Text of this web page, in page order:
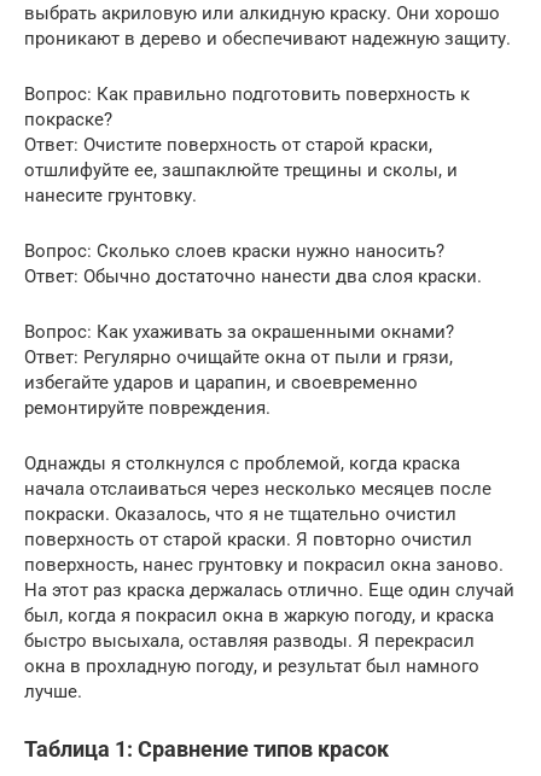
выбрать акриловую или алкидную краску. Они хорошо
проникают в дерево и обеспечивают надежную защиту.
Вопрос: Как правильно подготовить поверхность к
покраске?
Ответ: Очистите поверхность от старой краски,
отшлифуйте ее, зашпаклюйте трещины и сколы, и
нанесите грунтовку.
Вопрос: Сколько слоев краски нужно наносить?
Ответ: Обычно достаточно нанести два слоя краски.
Вопрос: Как ухаживать за окрашенными окнами?
Ответ: Регулярно очищайте окна от пыли и грязи,
избегайте ударов и царапин, и своевременно
ремонтируйте повреждения.
Однажды я столкнулся с проблемой, когда краска
начала отслаиваться через несколько месяцев после
покраски. Оказалось, что я не тщательно очистил
поверхность от старой краски. Я повторно очистил
поверхность, нанес грунтовку и покрасил окна заново.
На этот раз краска держалась отлично. Еще один случай
был, когда я покрасил окна в жаркую погоду, и краска
быстро высыхала, оставляя разводы. Я перекрасил
окна в прохладную погоду, и результат был намного
лучше.
Таблица 1: Сравнение типов красок